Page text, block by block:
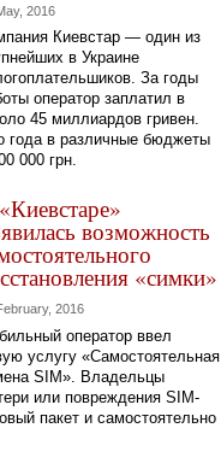
2016
Киевстар — один из
в Украине
За годы
оператор заплатил в
45 миллиардов гривен.
года в различные бюджеты
000 грн.
возможность
«симки»
2016
оператор ввел
услугу «Самостоятельная
SIM». Владельцы
или повреждения SIM-
пакет и самостоятельно